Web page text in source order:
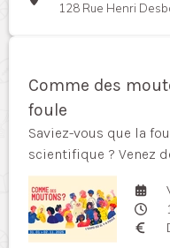
128 Rue Henri
Comme des
foule
Saviez-vous que la
scientifique ? Venez